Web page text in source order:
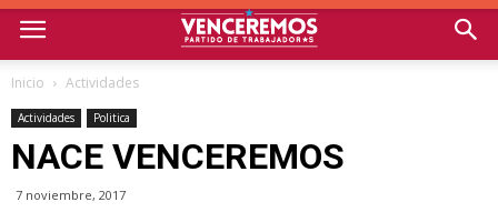
Inicio Actividades
Actividades Politica
NACE VENCEREMOS
7 noviembre, 2017